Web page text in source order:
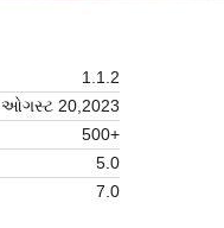
1.1.2
ઓગસ્ટ 20,2023
500+
5.0
7.0